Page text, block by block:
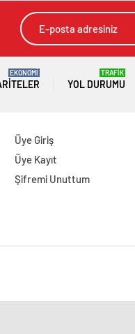
EKONOMİ
YOL DURUMU
TRAFİK
Üye Giriş
Üye Kayıt
Şifremi Unuttum